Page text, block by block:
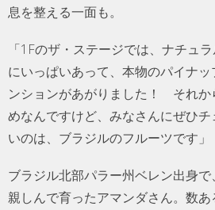
息を整える一面も。
「1Fのザ・ステージでは、ナチュ
にいっぱいあって、本物のパイナ
ンションがあがりました！ それか
めなんですけど、みなさんにぜひ
いのは、ブラジルのフルーツです」
ブラジル北部パラー州ベレン出身
親しんで育ったアマンダさん。数あ